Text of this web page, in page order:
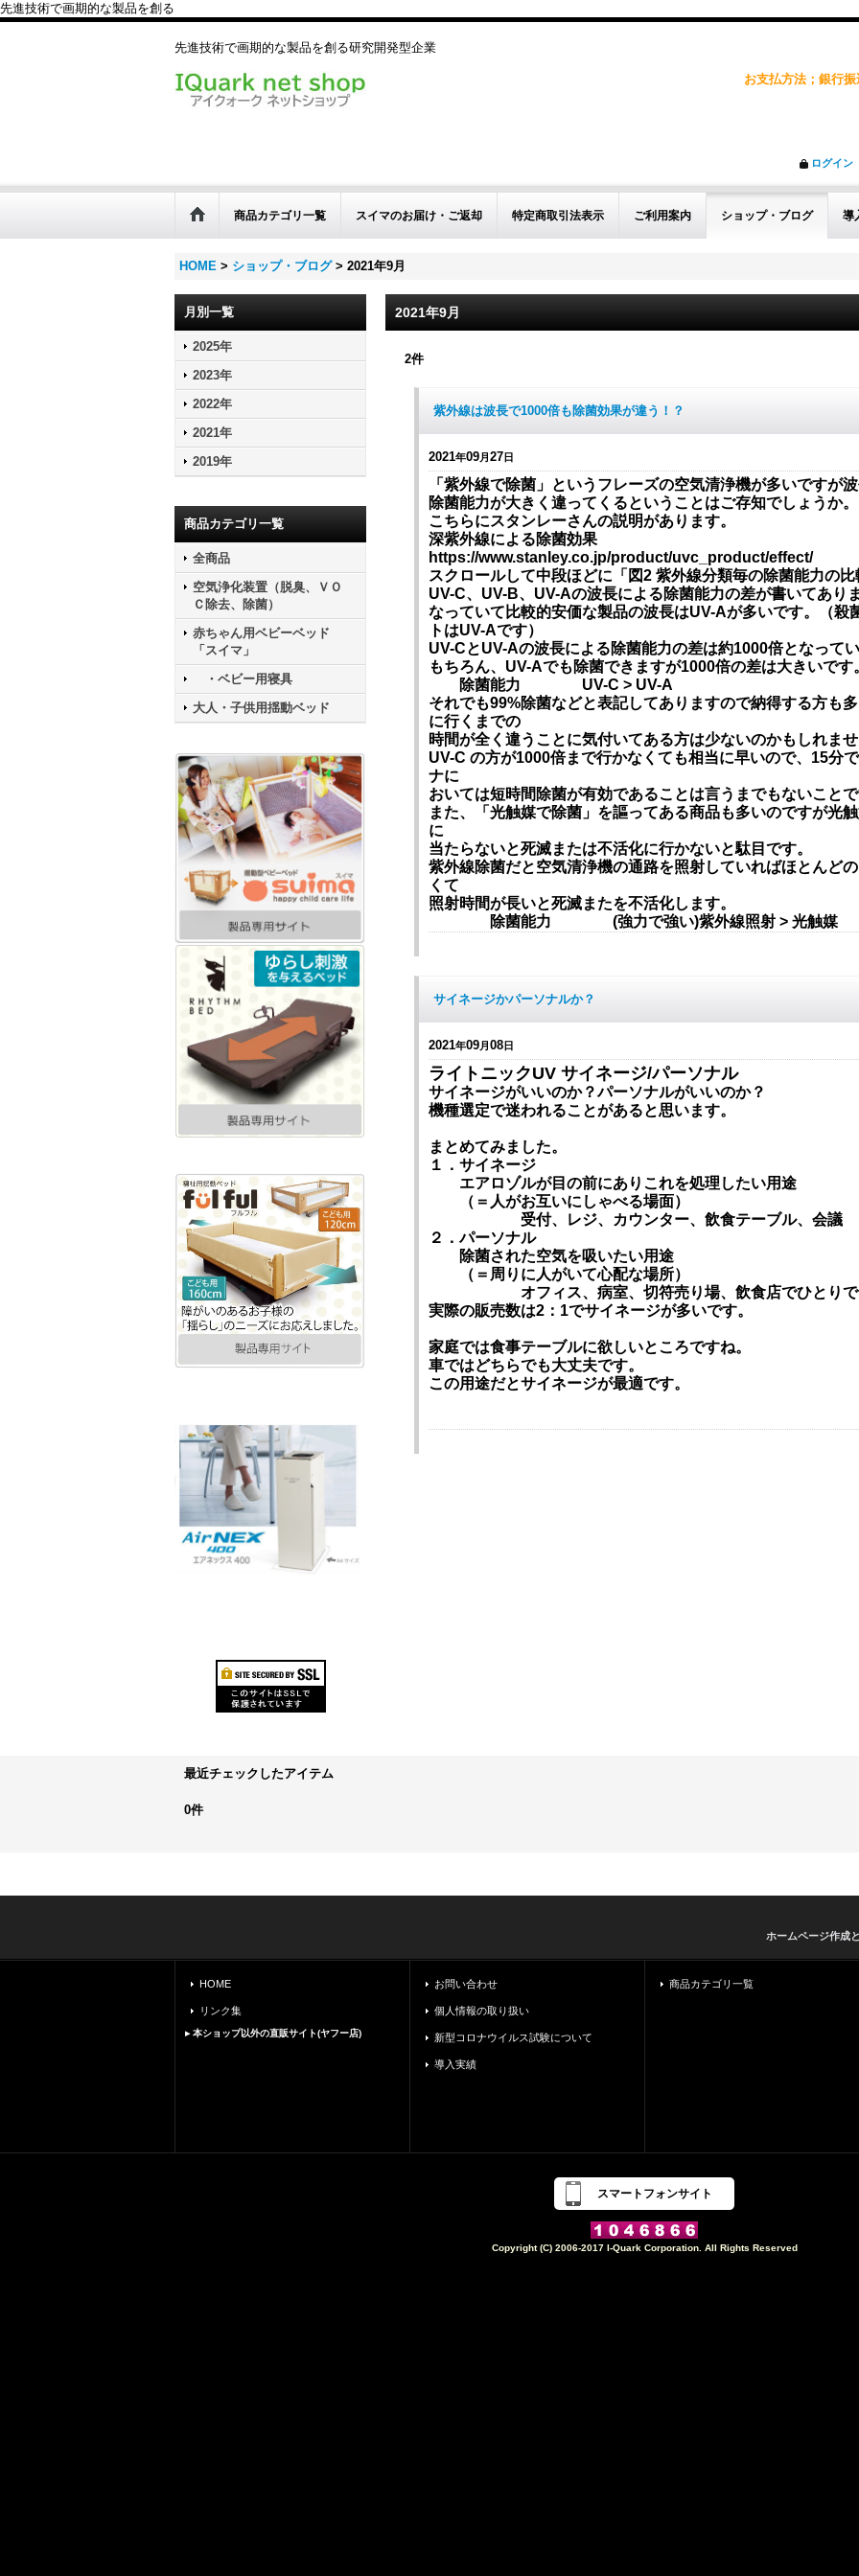
先進技術で画期的な製品を創る
先進技術で画期的な製品を創る研究開発型企業
お支払方法；銀行
ログイン
商品カテゴリ一覧 スイマのお届け・ご返却 特定商取引法表示 ご利用案内 ショップ・ブログ 導
HOME > ショップ・ブログ > 2021年9月
月別一覧
2025年
2023年
2022年
2021年
2019年
商品カテゴリ一覧
全商品
空気浄化装置（脱臭、ＶＯ
Ｃ除去、除菌）
赤ちゃん用ベビーベッド
「スイマ」
・ベビー用寝具
大人・子供用揺動ベッド
2021年9月
2件
紫外線は波長で1000倍も除菌効果が違う！？
2021年09月27日
「紫外線で除菌」というフレーズの空気清浄機が多いですが
除菌能力が大きく違ってくるということはご存知でしょうか。
こちらにスタンレーさんの説明があります。
深紫外線による除菌効果
https://www.stanley.co.jp/product/uvc_product/effect/
スクロールして中段ほどに「図2 紫外線分類毎の除菌能力の
UV-C、UV-B、UV-Aの波長による除菌能力の差が書いてあり
なっていて比較的安価な製品の波長はUV-Aが多いです。（殺
トはUV-Aです）
UV-CとUV-Aの波長による除菌能力の差は約1000倍となって
もちろん、UV-Aでも除菌できますが1000倍の差は大
除菌能力 UV-C > UV-A
それでも99%除菌などと表記してありますので納得する方も
に行くまでの
時間が全く違うことに気付いてある方は少ないのかもしれま
UV-C の方が1000倍まで行かなくても相当に早いので、15分
ナに
おいては短時間除菌が有効であることは言うまでもないこと
また、「光触媒で除菌」を謳ってある商品も多いのですが光
に
当たらないと死滅または不活化に行かないと駄目です。
紫外線除菌だと空気清浄機の通路を照射していればほとんど
くて
照射時間が長いと死滅またを不活化します。
除菌能力 (強力で強い)紫外線照射 > 光触媒
サイネージかパーソナルか？
2021年09月08日
ライトニックUV サイネージ/パーソナル
サイネージがいいのか？パーソナルがいいのか？
機種選定で迷われることがあると思います。
まとめてみました。
１． サイネージ
エアロゾルが目の前にありこれを処理したい用途
（＝人がお互いにしゃべる場面）
受付、レジ、カウンター、飲食テーブル、会議
２．パーソナル
除菌された空気を吸いたい用途
（＝周りに人がいて心配な場所）
オフィス、病室、切符売り場、飲食店でひとりで
実際の販売数は2：1でサイネージが多いです。
家庭では食事テーブルに欲しいところですね。
車ではどちらでも大丈夫です。
この用途だとサイネージが最適です。
最近チェックしたアイテム
0件
ホームページ作成
HOME
リンク集
▸ 本ショップ以外の直販サイト(ヤフー店)
お問い合わせ
個人情報の取り扱い
新型コロナウイルス試験について
導入実績
商品カテゴリ一覧
スマートフォンサイト
Copyright (C) 2006-2017 I-Quark Corporation. All Rights Reserved